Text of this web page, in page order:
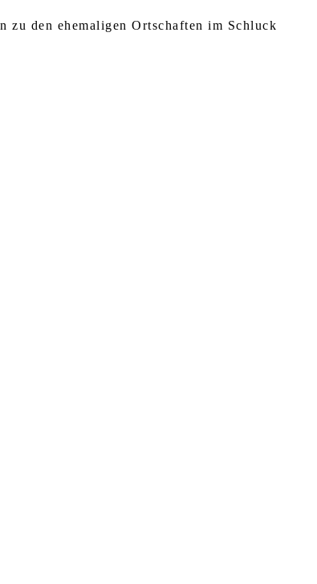
den ehemaligen Ortschaften im Schluck